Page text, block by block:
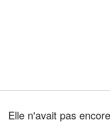
Elle n'avait pas